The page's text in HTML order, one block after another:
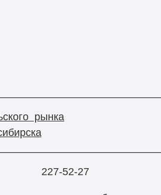
рынка
227-52-27